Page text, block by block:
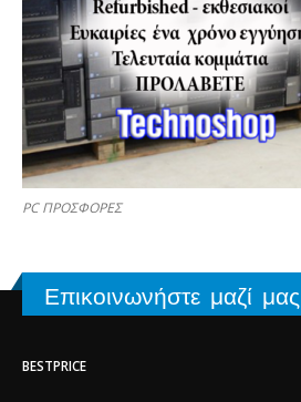
PC ΠΡΟΣΦΟΡΕΣ
Επικοινωνήστε μαζί μας
BESTPRICE